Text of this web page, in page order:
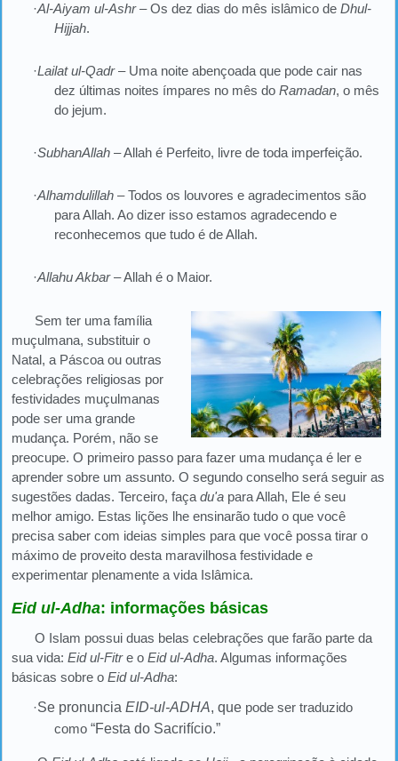
·Al-Aiyam ul-Ashr –Os dez dias do mês islâmico de Dhul-
Hijjah.
·Lailat ul-Qadr– Uma noite abençoada que pode cair nas
dez últimas noites ímpares no mês do Ramadan, o mês
do jejum.
·SubhanAllah – Allah é Perfeito, livre de toda imperfeição.
·Alhamdulillah – Todos os louvores e agradecimentos são
para Allah. Ao dizer isso estamos agradecendo e
reconhecemos que tudo é de Allah.
·Allahu Akbar– Allah é o Maior.
Sem ter uma família
muçulmana, substituir o
Natal, a Páscoa ou outras
celebrações religiosas por
festividades muçulmanas
pode ser uma grande
mudança. Porém, não se
preocupe. O primeiro passo para fazer uma mudança é ler e
aprender sobre um assunto. O segundo conselho será seguir as
sugestões dadas. Terceiro, faça du'a para Allah, Ele é seu
melhor amigo. Estas lições lhe ensinarão tudo o que você
precisa saber com ideias simples para que você possa tirar o
máximo de proveito desta maravilhosa festividade e
experimentar plenamente a vida Islâmica.
Eid ul-Adha: informações básicas
O Islam possui duas belas celebrações que farão parte da
sua vida: Eid ul-Fitre o Eid ul-Adha. Algumas informações
básicas sobre o Eid ul-Adha:
·Se pronuncia EID-ul-ADHA, que pode ser traduzido
como “Festa do Sacrifício.”